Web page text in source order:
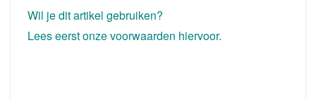
Wil je dit artikel gebruiken?
Lees eerst onze voorwaarden hiervoor.